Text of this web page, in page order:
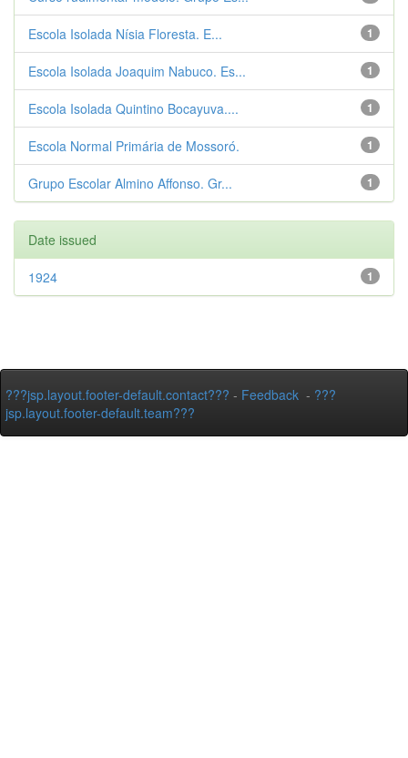
1
Escola Isolada Nísia Floresta. E...
1
Escola Isolada Joaquim Nabuco. Es...
1
Escola Isolada Quintino Bocayuva....
1
Escola Normal Primária de Mossoró.
1
Grupo Escolar Almino Affonso. Gr...
Date issued
1
1924
???jsp.layout.footer-default.contact??? - Feedback - ???
jsp.layout.footer-default.team???